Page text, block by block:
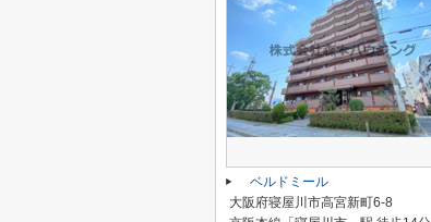
ベルドミール
大阪府寝屋川市高宮新町6-8